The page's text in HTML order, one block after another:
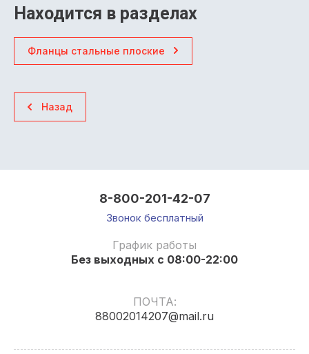
Находится в разделах
Фланцы стальные плоские
Назад
8-800-201-42-07
Звонок бесплатный
График работы
Без выходных с 08:00-22:00
ПОЧТА:
88002014207@mail.ru